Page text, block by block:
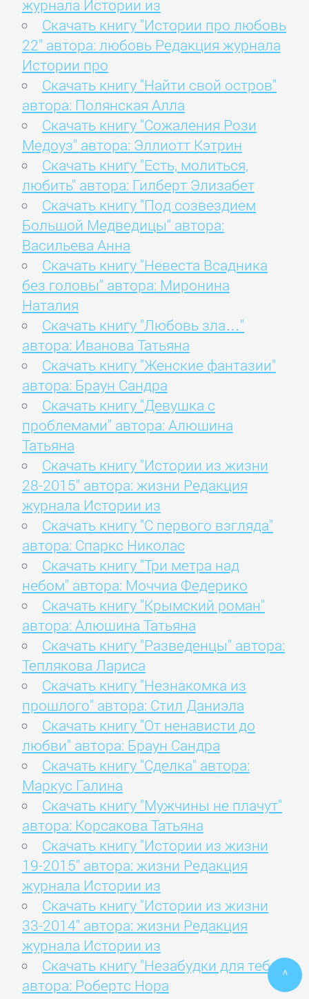
журнала Истории из
Скачать книгу "Истории про любовь
22" автора: любовь Редакция журнала
Истории про
Скачать книгу "Найти свой остров"
автора: Полянская Алла
Скачать книгу "Сожаления Рози
Медоуз" автора: Эллиотт Кэтрин
Скачать книгу "Есть, молиться,
любить" автора: Гилберт Элизабет
Скачать книгу "Под созвездием
Большой Медведицы" автора:
Васильева Анна
Скачать книгу "Невеста Всадника
без головы" автора: Миронина
Наталия
Скачать книгу "Любовь зла…"
автора: Иванова Татьяна
Скачать книгу "Женские фантазии"
автора: Браун Сандра
Скачать книгу "Девушка с
проблемами" автора: Алюшина
Татьяна
Скачать книгу "Истории из жизни
28-2015" автора: жизни Редакция
журнала Истории из
Скачать книгу "С первого взгляда"
автора: Спаркс Николас
Скачать книгу "Три метра над
небом" автора: Моччиа Федерико
Скачать книгу "Крымский роман"
автора: Алюшина Татьяна
Скачать книгу "Разведенцы" автора:
Теплякова Лариса
Скачать книгу "Незнакомка из
прошлого" автора: Стил Даниэла
Скачать книгу "От ненависти до
любви" автора: Браун Сандра
Скачать книгу "Сделка" автора:
Маркус Галина
Скачать книгу "Мужчины не плачут"
автора: Корсакова Татьяна
Скачать книгу "Истории из жизни
19-2015" автора: жизни Редакция
журнала Истории из
Скачать книгу "Истории из жизни
33-2014" автора: жизни Редакция
журнала Истории из
Скачать книгу "Незабудки для тебя"
автора: Робертс Нора
^